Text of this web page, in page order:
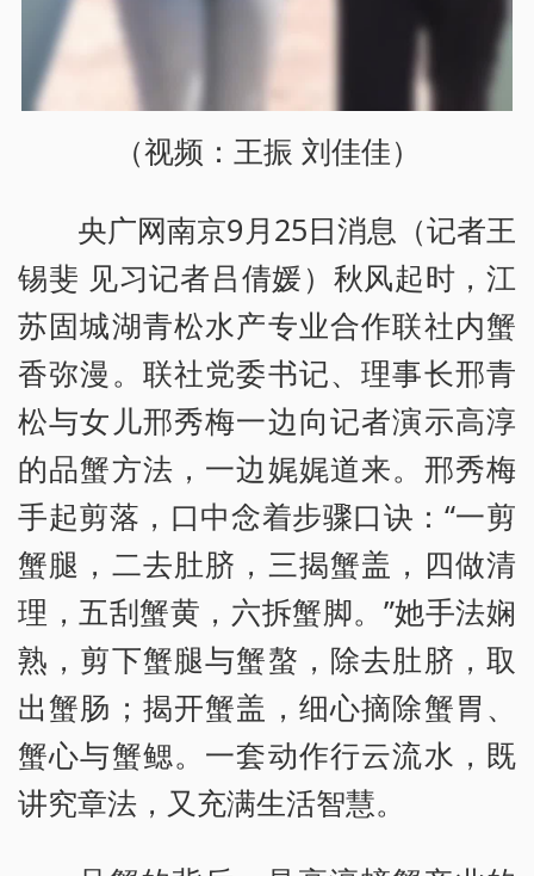
（视频：王振 刘佳佳）
央广网南京9月25日消息（记者王
锡斐 见习记者吕倩媛）秋风起时，江
苏固城湖青松水产专业合作联社内蟹
香弥漫。联社党委书记、理事长邢青
松与女儿邢秀梅一边向记者演示高淳
的品蟹方法，一边娓娓道来。邢秀梅
手起剪落，口中念着步骤口诀：“一剪
蟹腿，二去肚脐，三揭蟹盖，四做清
理，五刮蟹黄，六拆蟹脚。”她手法娴
熟，剪下蟹腿与蟹螯，除去肚脐，取
出蟹肠；揭开蟹盖，细心摘除蟹胃、
蟹心与蟹鳃。一套动作行云流水，既
讲究章法，又充满生活智慧。